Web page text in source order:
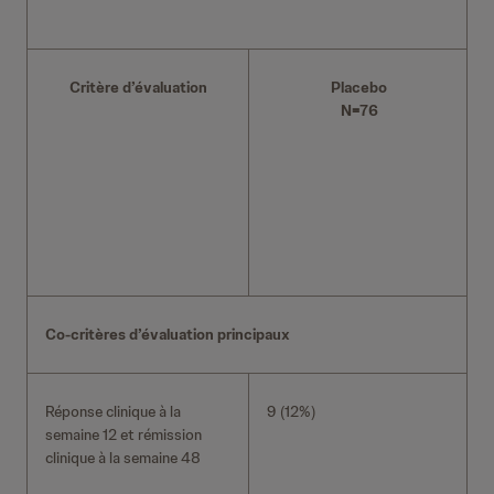
Critère d’évaluation
Placebo
N=76
Co-critères d’évaluation principaux
Réponse clinique à la
semaine 12 et rémission
clinique à la semaine 48
9 (12%)